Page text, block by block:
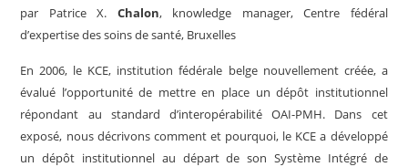
par Patrice X. Chalon, knowledge manager, Centre fédéral
d’expertise des soins de santé, Bruxelles
En 2006, le KCE, institution fédérale belge nouvellement créée, a
évalué l’opportunité de mettre en place un dépôt institutionnel
répondant au standard d’interopérabilité OAI-PMH. Dans cet
exposé, nous décrivons comment et pourquoi, le KCE a développé
un dépôt institutionnel au départ de son Système Intégré de